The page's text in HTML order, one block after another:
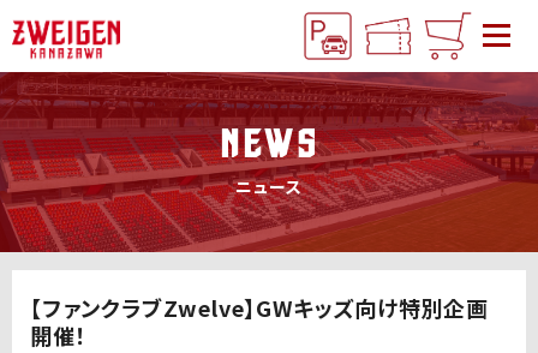
NEWS
ニュース
【ファンクラブZwelve】GWキッズ向け特別企画
開催！